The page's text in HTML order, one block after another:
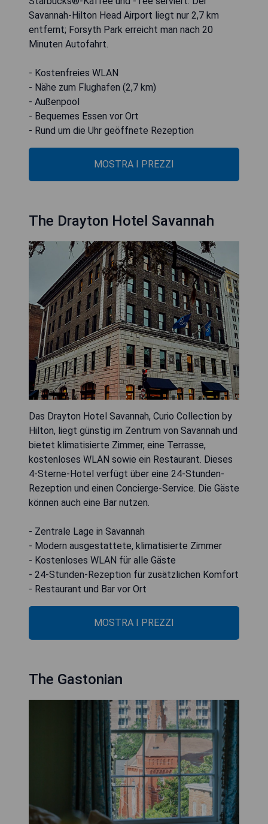
Savannah-Hilton Head Airport liegt nur 2,7 km
entfernt; Forsyth Park erreicht man nach 20
Minuten Autofahrt.
- Kostenfreies WLAN
- Nähe zum Flughafen (2,7 km)
- Außenpool
- Bequemes Essen vor Ort
- Rund um die Uhr geöffnete Rezeption
MOSTRA I PREZZI
The Drayton Hotel Savannah
Das Drayton Hotel Savannah, Curio Collection by
Hilton, liegt günstig im Zentrum von Savannah und
bietet klimatisierte Zimmer, eine Terrasse,
kostenloses WLAN sowie ein Restaurant. Dieses
4-Sterne-Hotel verfügt über eine 24-Stunden-
Rezeption und einen Concierge-Service. Die Gäste
können auch eine Bar nutzen.
- Zentrale Lage in Savannah
- Modern ausgestattete, klimatisierte Zimmer
- Kostenloses WLAN für alle Gäste
- 24-Stunden-Rezeption für zusätzlichen Komfort
- Restaurant und Bar vor Ort
MOSTRA I PREZZI
The Gastonian